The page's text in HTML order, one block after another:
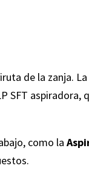
de la zanja.
SFT aspiradora,
como la